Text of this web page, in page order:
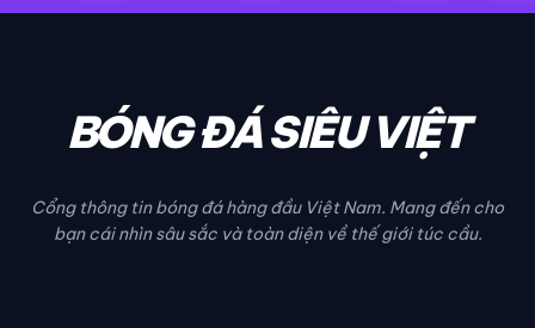
BÓNG ĐÁ SIÊU VIỆT
Cổng thông tin bóng đá hàng đầu Việt Nam. Mang đến cho
bạn cái nhìn sâu sắc và toàn diện về thế giới túc cầu.